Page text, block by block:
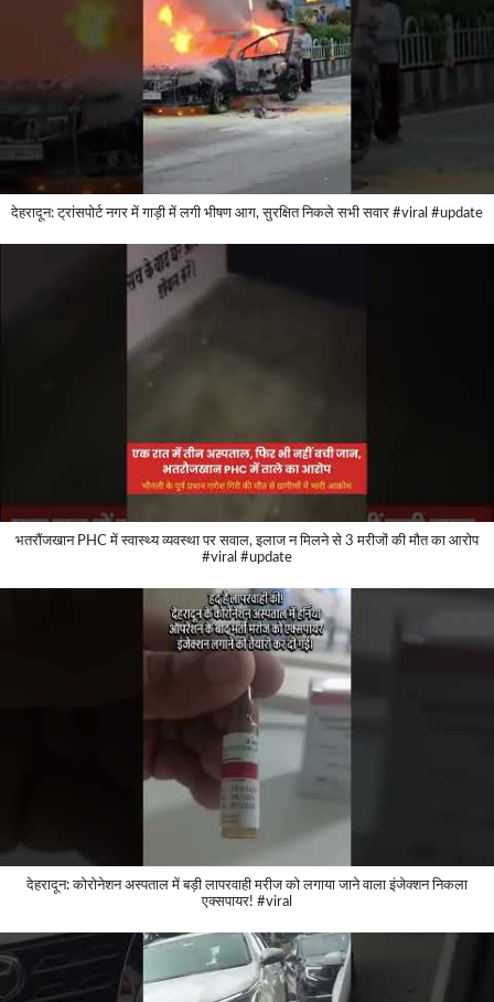
देहरादून: ट्रांसपोर्ट नगर में गाड़ी में लगी भीषण आग, सुरक्षित निकले सभी सवार #viral #update
भतरौंजखान PHC में स्वास्थ्य व्यवस्था पर सवाल, इलाज न मिलने से 3 मरीजों की मौत का आरोप
#viral #update
देहरादून: कोरोनेशन अस्पताल में बड़ी लापरवाही मरीज को लगाया जाने वाला इंजेक्शन निकला
एक्सपायर! #viral